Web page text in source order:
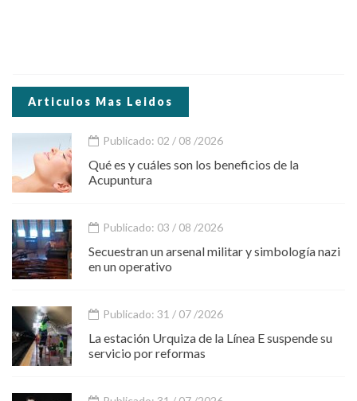
Articulos Mas Leidos
Publicado: 02 / 08 /2026
Qué es y cuáles son los beneficios de la
Acupuntura
Publicado: 03 / 08 /2026
Secuestran un arsenal militar y simbología nazi
en un operativo
Publicado: 31 / 07 /2026
La estación Urquiza de la Línea E suspende su
servicio por reformas